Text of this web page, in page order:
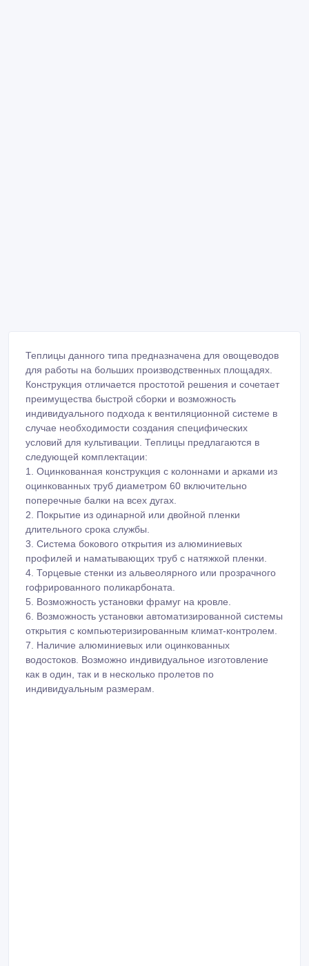
Теплицы данного типа предназначена для овощеводов
для работы на больших производственных площадях.
Конструкция отличается простотой решения и сочетает
преимущества быстрой сборки и возможность
индивидуального подхода к вентиляционной системе в
случае необходимости создания специфических
условий для культивации. Теплицы предлагаются в
следующей комплектации:
1. Оцинкованная конструкция с колоннами и арками из
оцинкованных труб диаметром 60 включительно
поперечные балки на всех дугах.
2. Покрытие из одинарной или двойной пленки
длительного срока службы.
3. Система бокового открытия из алюминиевых
профилей и наматывающих труб с натяжкой пленки.
4. Торцевые стенки из альвеолярного или прозрачного
гофрированного поликарбоната.
5. Возможность установки фрамуг на кровле.
6. Возможность установки автоматизированной системы
открытия с компьютеризированным климат-контролем.
7. Наличие алюминиевых или оцинкованных
водостоков. Возможно индивидуальное изготовление
как в один, так и в несколько пролетов по
индивидуальным размерам.